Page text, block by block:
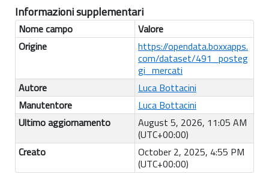
Informazioni supplementari
Nome campo
Valore
Origine
https://opendata.boxxapps.
com/dataset/491_posteg
gi_mercati
Autore
Luca Bottacini
Manutentore
Luca Bottacini
Ultimo aggiornamento
August 5, 2026, 11:05 AM
(UTC+00:00)
Creato
October 2, 2025, 4:55 PM
(UTC+00:00)